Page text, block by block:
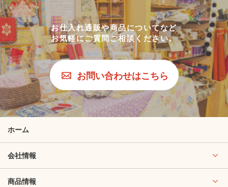
お仕入れ通販や商品についてなど
お気軽にご質問ご相談ください。
お問い合わせはこちら
ホーム
会社情報
商品情報